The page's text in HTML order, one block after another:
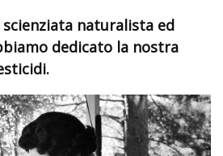
scienziata naturalista ed
dedicato la nostra